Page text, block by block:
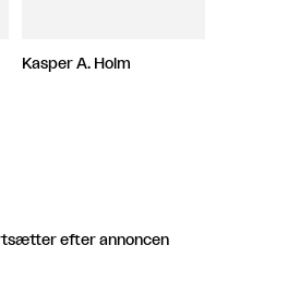
Kasper A. Holm
efter annoncen